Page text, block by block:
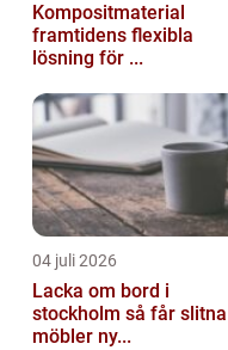
Kompositmaterial
framtidens flexibla
lösning för ...
04 juli 2026
Lacka om bord i
stockholm så får slitna
möbler ny...